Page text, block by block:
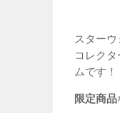
スター
コレク
ムです！
限定商品